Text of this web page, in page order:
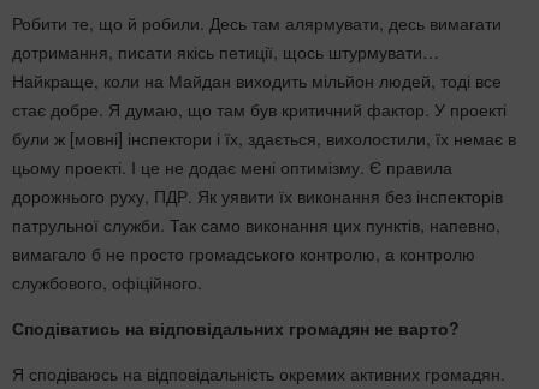
Робити те, що й робили. Десь там алярмувати, десь вимагати
дотримання, писати якісь петиції, щось штурмувати…
Найкраще, коли на Майдан виходить мільйон людей, тоді все
стає добре. Я думаю, що там був критичний фактор. У проекті
були ж [мовні] інспектори і їх, здається, вихолостили, їх немає в
цьому проекті. І це не додає мені оптимізму. Є правила
дорожнього руху, ПДР. Як уявити їх виконання без інспекторів
патрульної служби. Так само виконання цих пунктів, напевно,
вимагало б не просто громадського контролю, а контролю
службового, офіційного.
Сподіватись на відповідальних громадян не варто?
Я сподіваюсь на відповідальність окремих активних громадян.